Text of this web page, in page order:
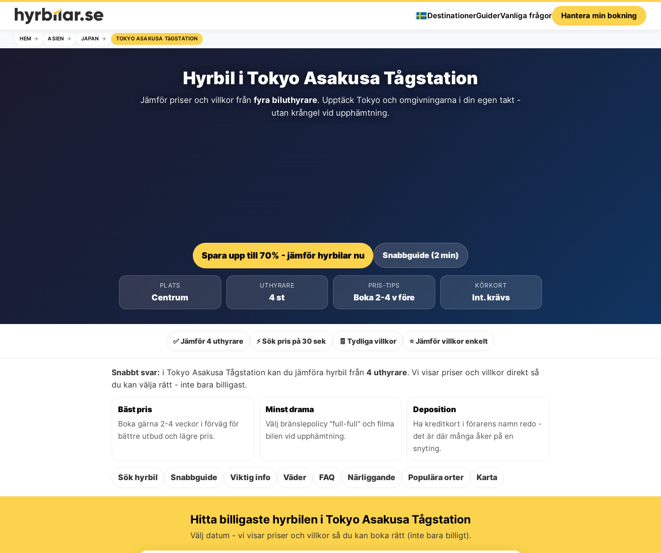
DestinationerGuiderVanliga frågor Hantera min bokning
HEM ASIEN JAPAN TOKYO ASAKUSA TåGSTATION
Hyrbil i Tokyo Asakusa Tågstation
Jämför priser och villkor från fyra biluthyrare. Upptäck Tokyo och omgivningarna i din egen takt -
utan krångel vid upphämtning.
Spara upp till 70% - jämför hyrbilar nu Snabbguide (2 min)
PLATS
Centrum
UTHYRARE
4 st
PRIS-TIPS
Boka 2-4 v före
KÖRKORT
Int. krävs
✅ Jämför 4 uthyrare ⚡ Sök pris på 30 sek 🧾 Tydliga villkor ⭐ Jämför villkor enkelt
Snabbt svar: i Tokyo Asakusa Tågstation kan du jämföra hyrbil från 4 uthyrare. Vi visar priser och villkor direkt så
du kan välja rätt - inte bara billigast.
Bäst pris
Boka gärna 2-4 veckor i förväg för
bättre utbud och lägre pris.
Minst drama
Välj bränslepolicy "full-full" och filma
bilen vid upphämtning.
Deposition
Ha kreditkort i förarens namn redo -
det är där många åker på en
snyting.
Sök hyrbil Snabbguide Viktig info Väder FAQ Närliggande Populära orter Karta
Hitta billigaste hyrbilen i Tokyo Asakusa Tågstation
Välj datum - vi visar priser och villkor så du kan boka rätt (inte bara billigt).